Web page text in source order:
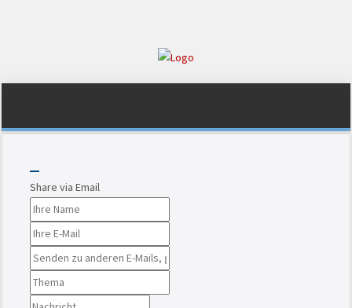
Share via Email